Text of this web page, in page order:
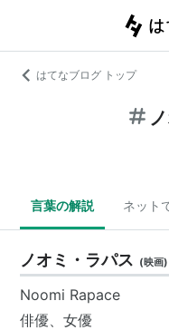
はてなブログ トップ
言葉の解説 ネット
ノオミ・ラパス (映画)
Noomi Rapace
俳優、女優